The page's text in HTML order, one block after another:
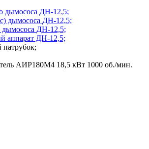
дымососа ДН-12,5;
дымососа ДН-12,5;
дымососа ДН-12,5;
аппарат ДН-12,5;
АИР180М4 18,5 кВт 1000 об./мин.